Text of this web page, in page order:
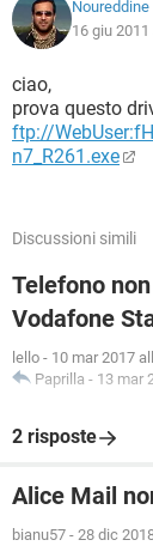
16 giu
ciao,
prova questo
ftp://
n7_R261.exe
Discussioni simili
Telefono
Vodafone
lello - 10 mar 2017
Paprilla - 13 mar
2 risposte
Alice Mail
bianu57 - 28 dic